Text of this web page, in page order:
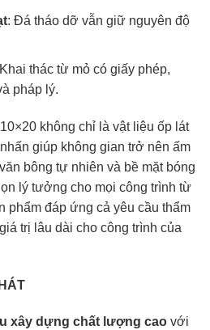
: Đá tháo dỡ vẫn giữ nguyên độ
thác từ mỏ có giấy phép,
pháp lý.
không chỉ là vật liệu ốp lát
giúp không gian trở nên ấm
bông tự nhiên và bề mặt bóng
lý tưởng cho mọi công trình từ
phẩm đáp ứng cả yêu cầu thẩm
trị lâu dài cho công trình của
xây dựng chất lượng cao với